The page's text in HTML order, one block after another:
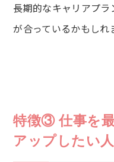
長期的なキャリアプ
が合っているかもしれ
特徴③ 仕事を
アップしたい人